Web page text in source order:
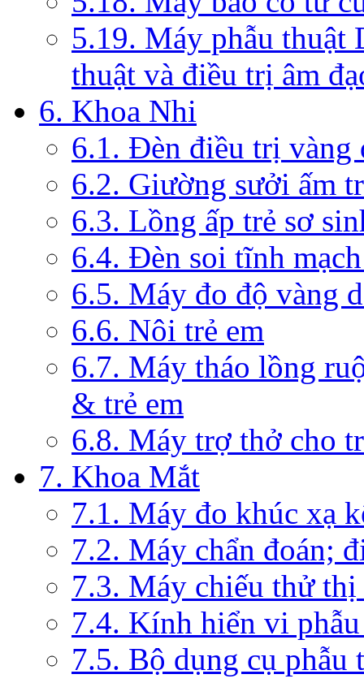
5.19. Máy phẫu thuật
thuật và điều trị âm
6. Khoa Nhi
6.1. Đèn điều trị vàng
6.2. Giường sưởi ấm
6.3. Lồng ấp trẻ sơ
6.4. Đèn soi tĩnh
6.5. Máy đo độ vàng
6.6. Nôi trẻ em
6.7. Máy tháo lồng
& trẻ em
6.8. Máy trợ thở cho
7. Khoa Mắt
7.1. Máy đo khúc xạ
7.2. Máy chẩn đoán;
7.3. Máy chiếu thử
7.4. Kính hiển vi
7.5. Bộ dụng cụ phẫu